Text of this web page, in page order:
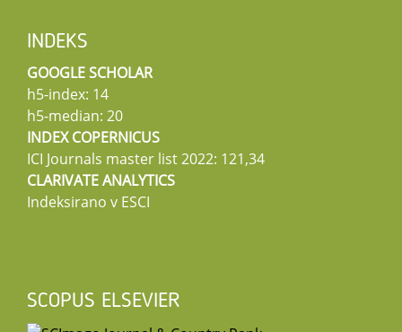
INDEKS
GOOGLE SCHOLAR
h5-index: 14
h5-median: 20
INDEX COPERNICUS
ICI Journals master list 2022: 121,34
CLARIVATE ANALYTICS
Indeksirano v ESCI
SCOPUS ELSEVIER